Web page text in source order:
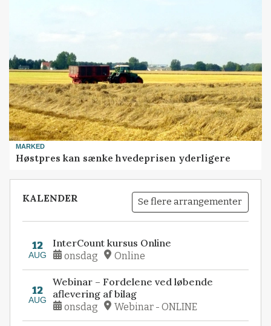
MARKED
Høstpres kan sænke hvedeprisen yderligere
KALENDER Se flere arrangementer
12
AUG
InterCount kursus Online
onsdag Online
12
AUG
Webinar – Fordelene ved løbende
aflevering af bilag
onsdag Webinar - ONLINE